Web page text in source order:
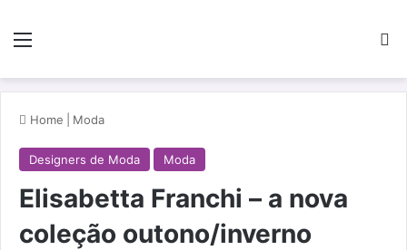
Menu
Home Moda
Designers de Moda Moda
Elisabetta Franchi – a nova
coleção outono/inverno